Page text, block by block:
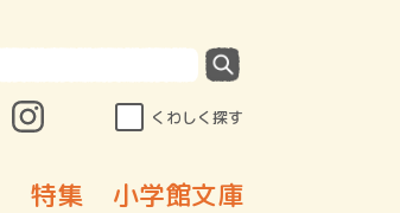
くわしく探す
特集 小学館文庫